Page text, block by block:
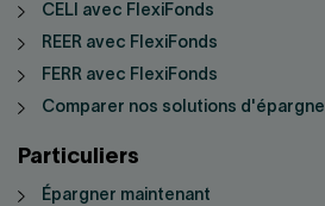
CELI avec FlexiFonds
REER avec FlexiFonds
FERR avec FlexiFonds
Comparer nos solutions d'épargne
Particuliers
Épargner maintenant